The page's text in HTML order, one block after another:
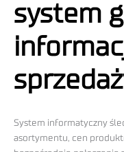
system
System informatyczny
asortymentu, cen